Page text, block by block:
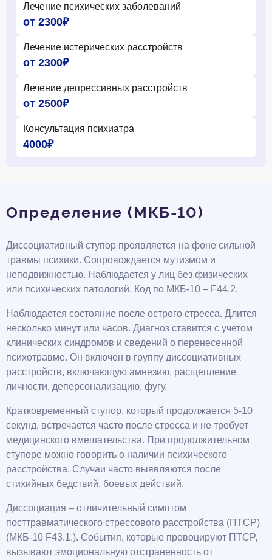
Лечение психических заболеваний
от 2300₽
Лечение истерических расстройств
от 2300₽
Лечение депрессивных расстройств
от 2500₽
Консультация психиатра
4000₽
Определение (МКБ-10)
Диссоциативный ступор проявляется на фоне сильной
травмы психики. Сопровождается мутизмом и
неподвижностью. Наблюдается у лиц без физических
или психических патологий. Код по МКБ-10 – F44.2.
Наблюдается состояние после острого стресса. Длится
несколько минут или часов. Диагноз ставится с учетом
клинических синдромов и сведений о перенесенной
психотравме. Он включен в группу диссоциативных
расстройств, включающую амнезию, расщепление
личности, деперсонализацию, фугу.
Кратковременный ступор, который продолжается 5-10
секунд, встречается часто после стресса и не требует
медицинского вмешательства. При продолжительном
ступоре можно говорить о наличии психического
расстройства. Случаи часто выявляются после
стихийных бедствий, боевых действий.
Диссоциация – отличительный симптом
посттравматического стрессового расстройства (ПТСР)
(МКБ-10 F43.1.). События, которые провоцируют ПТСP,
вызывают эмоциональную отстраненность от